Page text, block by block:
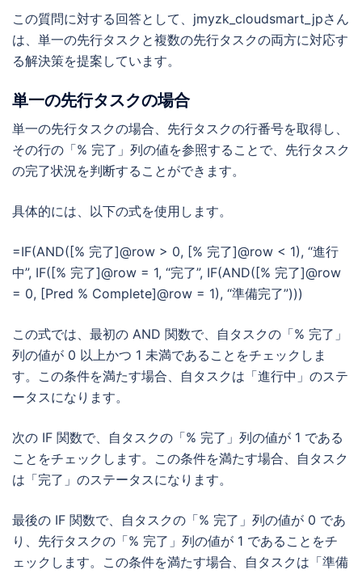
この質問に対する回答として、jmyzk_cloudsmart_jpさん
は、単一の先行タスクと複数の先行タスクの両方に対応す
る解決策を提案しています。
単一の先行タスクの場合
単一の先行タスクの場合、先行タスクの行番号を取得し、
その行の「% 完了」列の値を参照することで、先行タスク
の完了状況を判断することができます。
具体的には、以下の式を使用します。
=IF(AND([% 完了]@row > 0, [% 完了]@row < 1), “進行
中”, IF([% 完了]@row = 1, “完了”, IF(AND([% 完了]@row
= 0, [Pred % Complete]@row = 1), “準備完了”)))
この式では、最初の AND 関数で、自タスクの「% 完了」
列の値が 0 以上かつ 1 未満であることをチェックしま
す。この条件を満たす場合、自タスクは「進行中」のステ
ータスになります。
次の IF 関数で、自タスクの「% 完了」列の値が 1 である
ことをチェックします。この条件を満たす場合、自タスク
は「完了」のステータスになります。
最後の IF 関数で、自タスクの「% 完了」列の値が 0 であ
り、先行タスクの「% 完了」列の値が 1 であることをチ
ェックします。この条件を満たす場合、自タスクは「準備